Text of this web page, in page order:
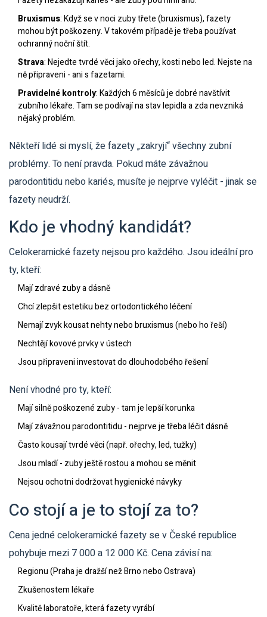
Bruxismus: Když se v noci zuby třete (bruxismus), fazety
mohou být poškozeny. V takovém případě je třeba používat
ochranný noční štít.
Strava: Nejedte tvrdé věci jako ořechy, kosti nebo led. Nejste na
ně připraveni - ani s fazetami.
Pravidelné kontroly: Každých 6 měsíců je dobré navštívit
zubního lékaře. Tam se podívají na stav lepidla a zda nevzniká
nějaký problém.
Někteří lidé si myslí, že fazety „zakryjí“ všechny zubní
problémy. To není pravda. Pokud máte závažnou
parodontitidu nebo kariés, musíte je nejprve vyléčit - jinak se
fazety neudrží.
Kdo je vhodný kandidát?
Celokeramické fazety nejsou pro každého. Jsou ideální pro
ty, kteří:
Mají zdravé zuby a dásně
Chcí zlepšit estetiku bez ortodontického léčení
Nemají zvyk kousat nehty nebo bruxismus (nebo ho řeší)
Nechtějí kovové prvky v ústech
Jsou připraveni investovat do dlouhodobého řešení
Není vhodné pro ty, kteří:
Mají silně poškozené zuby - tam je lepší korunka
Mají závažnou parodontitidu - nejprve je třeba léčit dásně
Často kousají tvrdé věci (např. ořechy, led, tužky)
Jsou mladí - zuby ještě rostou a mohou se měnit
Nejsou ochotni dodržovat hygienické návyky
Co stojí a je to stojí za to?
Cena jedné celokeramické fazety se v České republice
pohybuje mezi 7 000 a 12 000 Kč. Cena závisí na:
Regionu (Praha je dražší než Brno nebo Ostrava)
Zkušenostem lékaře
Kvalitě laboratoře, která fazety vyrábí